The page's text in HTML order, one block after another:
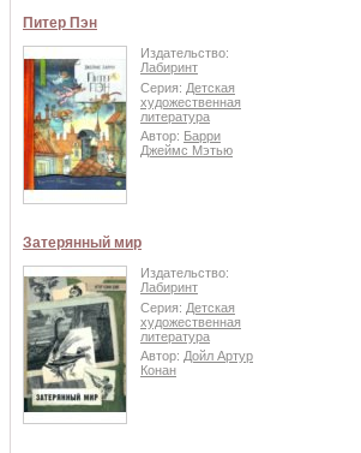
Питер Пэн
Издательство:
Лабиринт
Серия: Детская
художественная
литература
Автор: Барри
Джеймс Мэтью
Затерянный мир
Издательство:
Лабиринт
Серия: Детская
художественная
литература
Автор: Дойл Артур
Конан